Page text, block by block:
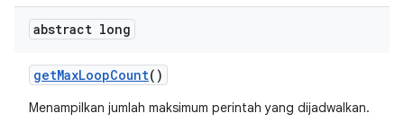
abstract long
getMaxLoopCount()
Menampilkan jumlah maksimum perintah yang dijadwalkan.